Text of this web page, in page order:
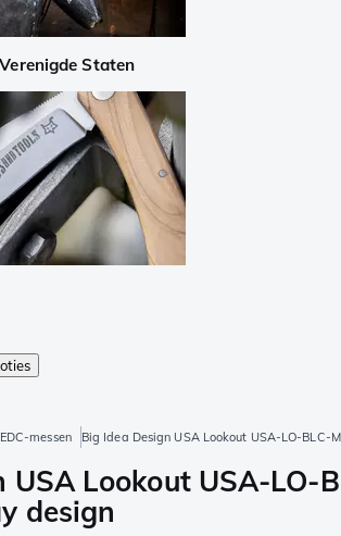
Staten
messen Big Idea Design USA Lookout USA-LO-BLC-
USA Lookout USA-
design